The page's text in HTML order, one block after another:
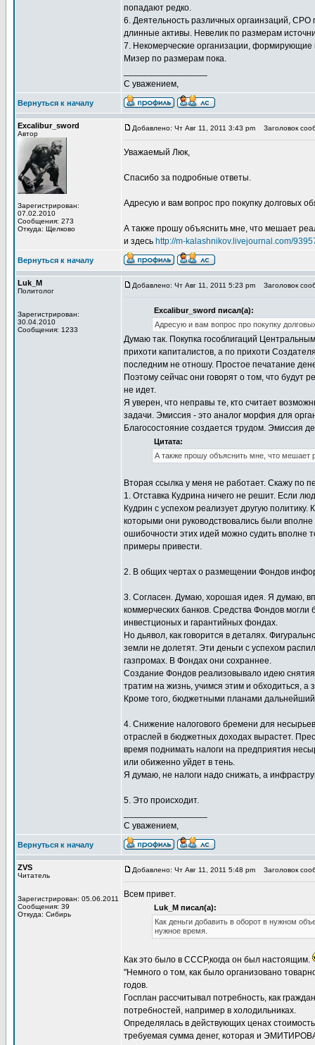
попадают редко.
6. Деятельность различных оргаинзаций,
длинные активы. Невелик по размерам
7. Некомерческие организации,
Мизер по размерам пока.
С уважением,
Вернуться к началу
Excalibur_sword
Автор
Зарегистрирован:
07.02.2010
Сообщения: 273
Откуда: Щелково
Добавлено: Чт Авг 11, 2011 3:43 pm Заголовок
Уважаемый Люк,
Спасибо за подробные ответы.
Адресую и вам вопрос про покупку долговых
А также прошу объяснить мне, что мешает
и здесь http://m-kalashnikov.livejournal.com/
Вернуться к началу
Luk_M
Политолог
Зарегистрирован:
30.04.2010
Сообщения: 1233
Добавлено: Чт Авг 11, 2011 5:23 pm Заголовок
Excalibur_sword писал(а):
Адресую и вам вопрос про покупку
Думаю так. Покупка гособлигаций
прихоти капиталистов, а по прихоти
последним не отношу. Простое печатание
Поэтому сейчас они говорят о том, что будут
не идет.
Я уверен, что неправы те, кто считает
задачи. Эмиссия - это аналог морфия для
Благосостояние создается трудом. Эмиссия
Цитата:
А также прошу объяснить мне, что мешает
Вторая ссылка у меня не работает. Скажу по
1. Отставка Кудрина ничего не решит. Если
Кудрин с успехом реализует другую
которыми они руководствовались были
ошибочности этих идей можно судить вполне
примеры привести.
2. В общих чертах о размещении Фондов
3. Согласен. Думаю, хорошая идея. Я думаю,
коммерческих банков. Средства Фондов
инвестционых и гарантийных фондах.
Но дьявол, как говорится в деталях.
земли не долетят. Эти деньги с успехом
газпромах. В Фондах они сохраннее.
Создание Фондов реализовывало идею
тратим на жизнь, учимся этим и обходиться,
Кроме того, бюджетными планами
4. Снижение налогового бремени для
отраслей в бюджетных доходах вырастет.
время поднимать налоги на предприятия
или обиженно уйдет в тень.
Я думаю, не налоги надо снижать, а
5. Это происходит.
С уважением,
Вернуться к началу
ZVS
Читатель
Зарегистрирован: 05.06.2011
Сообщения: 39
Откуда: Сибирь
Добавлено: Чт Авг 11, 2011 5:48 pm Заголовок
Всем привет.
Luk_M писал(а):
Как деньги добавить в оборот в нужном
нужное время.
Как это было в СССР,когда он был настоящим.
"Немного о том, как было организовано
годов.
Госплан рассчитывал потребность, как
потребностей, например в холодильниках.
Определялась в действующих ценах
требуемая сумма денег, которая и